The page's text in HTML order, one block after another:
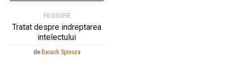
FILOSOFIE
Tratat despre indreptarea
intelectului
de Baruch Spinoza